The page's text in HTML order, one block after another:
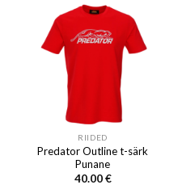
RIIDED
Predator Outline t-särk
Punane
40.00€